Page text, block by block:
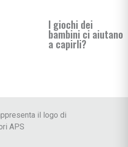
I giochi dei
bambini ci aiutano
a capirli?